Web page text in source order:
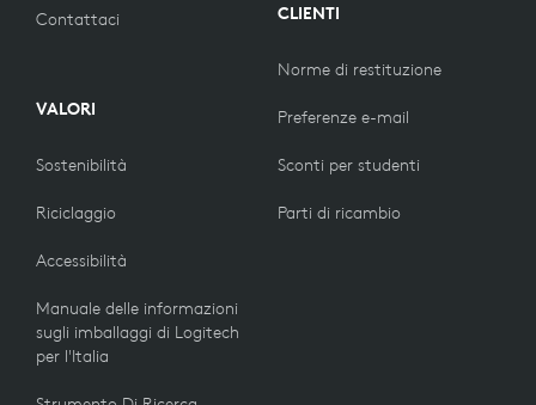
Contattaci
VALORI
Sostenibilità
Riciclaggio
Accessibilità
Manuale delle informazioni
sugli imballaggi di Logitech
per l'Italia
CLIENTI
Norme di restituzione
Preferenze e-mail
Sconti per studenti
Parti di ricambio